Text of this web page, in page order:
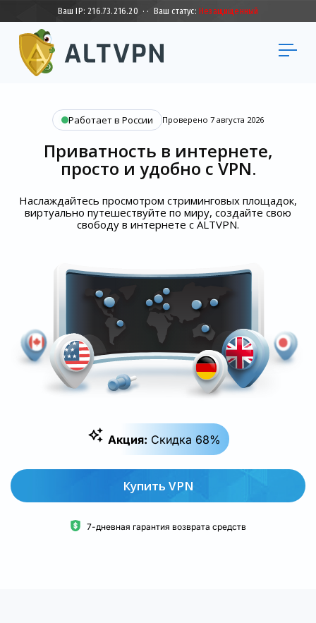
Ваш IP:216.73.216.20 · · Ваш статус: Незащищенный
Работает в России Проверено 7 августа 2026
Приватность в интернете,
просто и удобно с VPN.
Наслаждайтесь просмотром стриминговых площадок,
виртуально путешествуйте по миру, создайте свою
свободу в интернете с ALTVPN.
Акция: Скидка 68%
Купить VPN
7-дневная гарантия возврата средств